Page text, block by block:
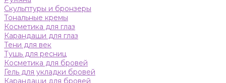
Скульптуры и бронзеры
Тональные кремы
Косметика для глаз
Карандаши для глаз
Тени для век
Тушь для ресниц
Косметика для бровей
Гель для укладки бровей
Карандаши для бровей